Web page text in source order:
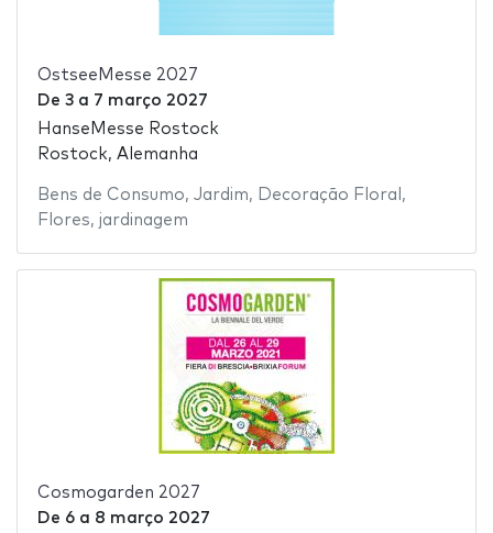
OstseeMesse 2027
De 3a 7 março 2027
HanseMesse Rostock
Rostock, Alemanha
Bens de Consumo, Jardim, Decoração Floral ,
Flores, jardinagem
Cosmogarden 2027
De 6a 8 março 2027